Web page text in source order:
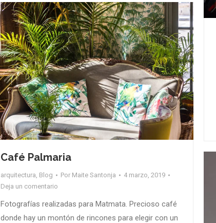
Café Palmaria
arquitectura Blog Por Maite Santonja
4 marzo, 2019
Deja un comentario
Fotografías realizadas para Matmata. Precioso café
donde hay un montón de rincones para elegir con un